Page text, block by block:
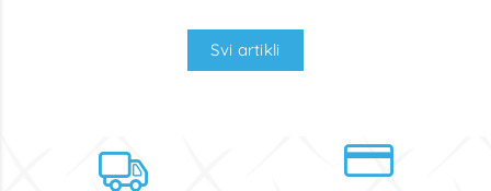
Svi artikli